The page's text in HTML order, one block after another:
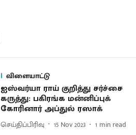
விளையாட்டு
ஐஸ்வர்யா ராய் குறித்து சர்ச்சை
கருத்து: பகிரங்க மன்னிப்புக்
கோரினார் அப்துல் ரஸாக்
செய்திப்பிரிவு 15 Nov 2023 1 min read